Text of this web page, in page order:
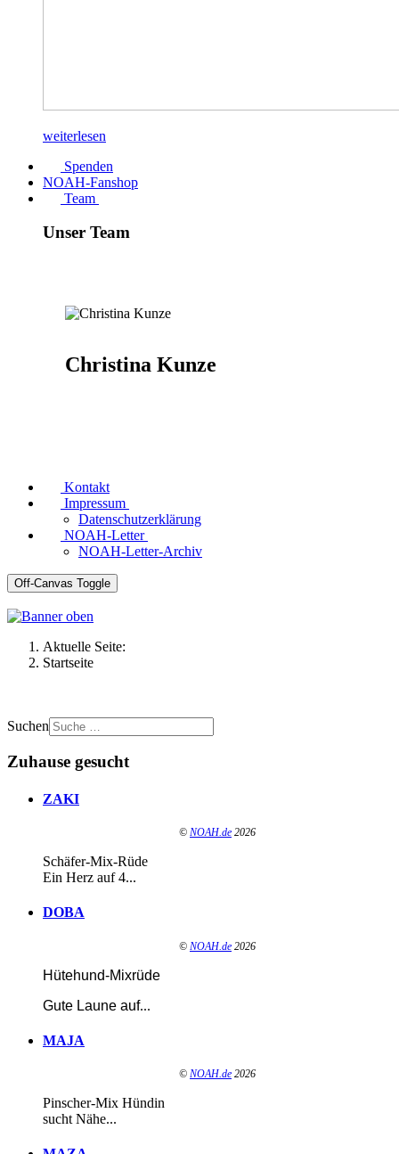
weiterlesen
Spenden
NOAH-Fanshop
Team
Unser Team
Christina Kunze
Kontakt
Impressum
Datenschutzerklärung
NOAH-Letter
NOAH-Letter-Archiv
Off-Canvas Toggle
Aktuelle Seite:
Startseite
Suchen
Zuhause gesucht
ZAKI
© NOAH.de 2026
Schäfer-Mix-Rüde
Ein Herz auf 4...
DOBA
© NOAH.de 2026
Hütehund-Mixrüde
Gute Laune auf...
MAJA
© NOAH.de 2026
Pinscher-Mix Hündin
sucht Nähe...